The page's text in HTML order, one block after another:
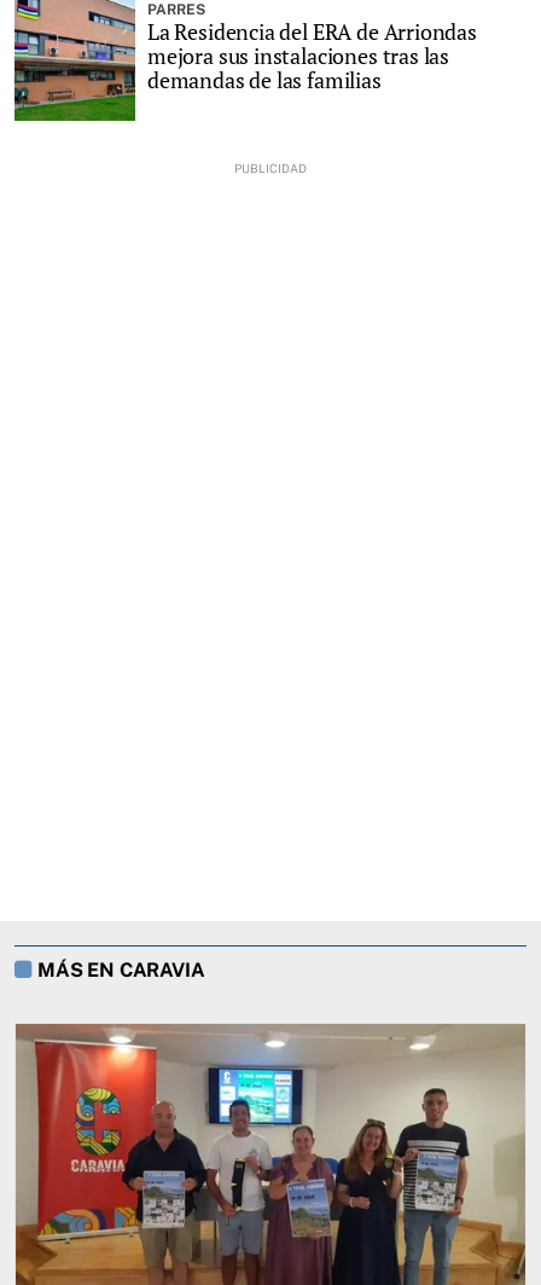
PARRES
La Residencia del ERA de Arriondas
mejora sus instalaciones tras las
demandas de las familias
MÁS EN CARAVIA